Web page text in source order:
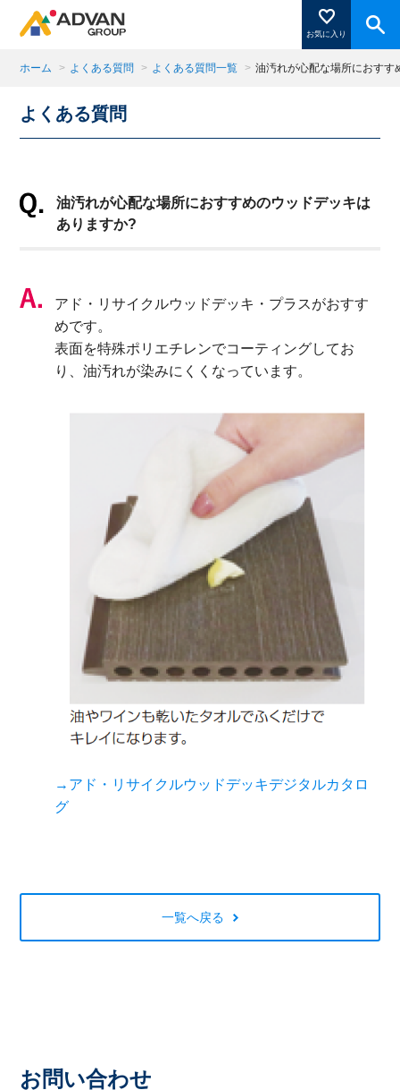
お気に入り
商品ページにある「お気に入り登録」を押すと登録した
商品がここに表示されます。
ホーム > よくある質問 > よくある質問一覧 > 油汚れが心配な場所におす
よくある質問
油汚れが心配な場所におすすめのウッドデッキは
ありますか?
アド・リサイクルウッドデッキ・プラスがおすす
めです。
表面を特殊ポリエチレンでコーティングしてお
り、油汚れが染みにくくなっています。
→アド・リサイクルウッドデッキデジタルカタロ
グ
一覧へ戻る
お問い合わせ